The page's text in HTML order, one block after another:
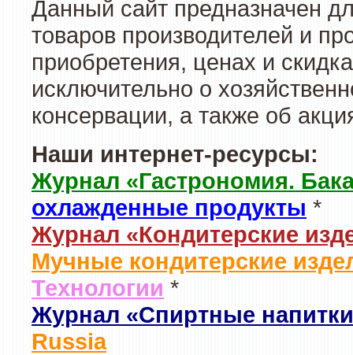
Данный сайт предназначен
товаров производителей и
приобретения, ценах и
исключительно о
консервации, а также об
Наши интернет-ресурсы:
Журнал «Гастрономия.
охлажденные продукты *
Журнал «Кондитерские
Мучные кондитерские
Технологии *
Журнал «Спиртные
Russia